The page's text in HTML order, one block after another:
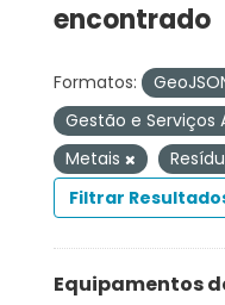
encontrado
Formatos:
Gestão e Serviços
Metais
Filtrar
Equipamentos